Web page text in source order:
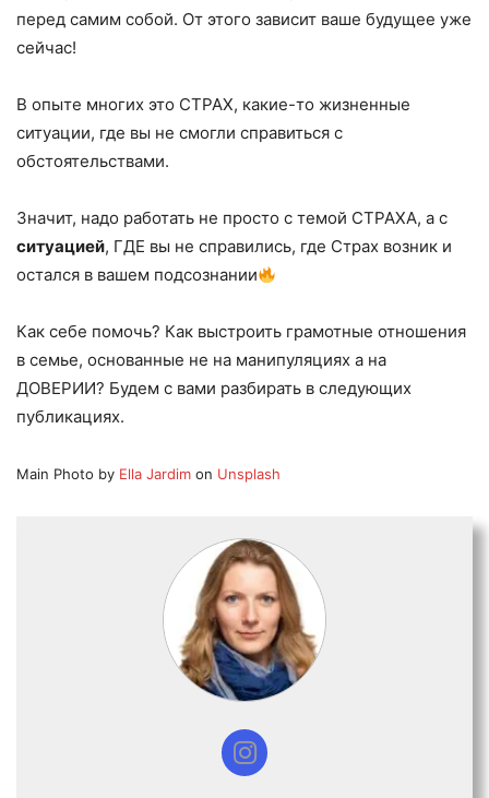
перед самим собой. От этого зависит ваше будущее уже
сейчас!
В опыте многих это СТРАХ, какие-то жизненные
ситуации, где вы не смогли справиться с
обстоятельствами.
Значит, надо работать не просто с темой СТРАХА, а с
ситуацией, ГДЕ вы не справились, где Страх возник и
остался в вашем подсознании
Как себе помочь? Как выстроить грамотные отношения
в семье, основанные не на манипуляциях а на
ДОВЕРИИ? Будем с вами разбирать в следующих
публикациях.
Main Photo by Ella Jardim on Unsplash